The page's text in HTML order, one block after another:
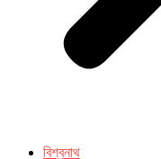
বিশ্বনাথ